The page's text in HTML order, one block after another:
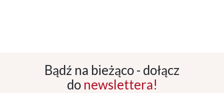
Bądź na bieżąco - dołącz
do newslettera!